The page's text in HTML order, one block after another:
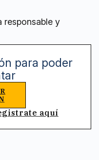
responsable y
para poder
aquí